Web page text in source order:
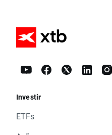
Investir
ETFs